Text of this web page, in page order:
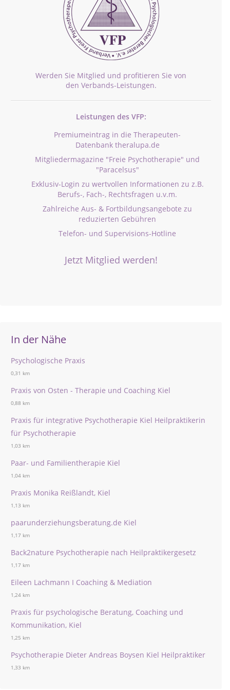
Werden Sie Mitglied und profitieren Sie von
den Verbands-Leistungen.
Leistungen des VFP:
Premiumeintrag in die Therapeuten-
Datenbank theralupa.de
Mitgliedermagazine "Freie Psychotherapie" und
"Paracelsus"
Exklusiv-Login zu wertvollen Informationen zu z.B.
Berufs-, Fach-, Rechtsfragen u.v.m.
Zahlreiche Aus- & Fortbildungsangebote zu
reduzierten Gebühren
Telefon- und Supervisions-Hotline
Jetzt Mitglied werden!
In der Nähe
Psychologische Praxis
0,31 km
Praxis von Osten - Therapie und Coaching Kiel
0,88 km
Praxis für integrative Psychotherapie Kiel Heilpraktikerin
für Psychotherapie
1,03 km
Paar- und Familientherapie Kiel
1,04 km
Praxis Monika Reißlandt, Kiel
1,13 km
paarunderziehungsberatung.de Kiel
1,17 km
Back2nature Psychotherapie nach Heilpraktikergesetz
1,17 km
Eileen Lachmann I Coaching & Mediation
1,24 km
Praxis für psychologische Beratung, Coaching und
Kommunikation, Kiel
1,25 km
Psychotherapie Dieter Andreas Boysen Kiel Heilpraktiker
1,33 km